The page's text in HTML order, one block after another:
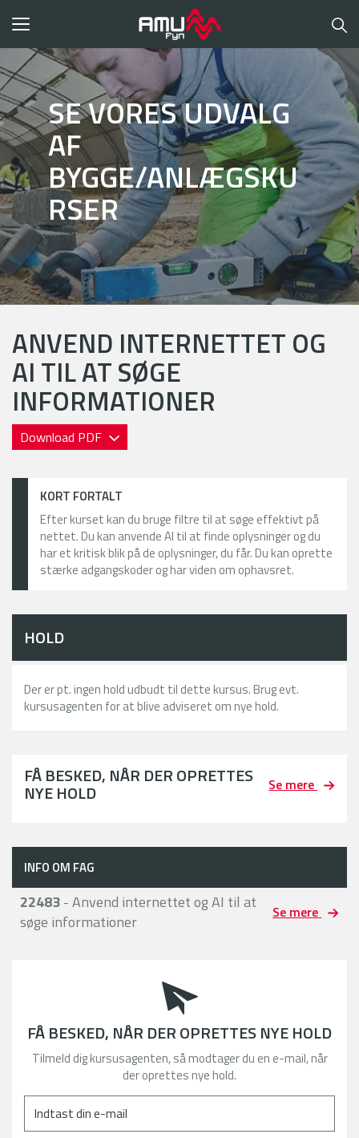
Toggle
SE VORES UDVALG
AF
BYGGE/ANLÆGSKU
RSER
ANVEND INTERNETTET OG
AI TIL AT SØGE
INFORMATIONER
Download PDF
KORT FORTALT
Efter kurset kan du bruge filtre til at søge effektivt på
nettet. Du kan anvende AI til at finde oplysninger og du
har et kritisk blik på de oplysninger, du får. Du kan oprette
stærke adgangskoder og har viden om ophavsret.
HOLD
Der er pt. ingen hold udbudt til dette kursus. Brug evt.
kursusagenten for at blive adviseret om nye hold.
FÅ BESKED, NÅR DER OPRETTES
NYE HOLD Se mere
INFO OM FAG
22483- Anvend internettet og AI til at
søge informationer
Se mere
FÅ BESKED, NÅR DER OPRETTES NYE HOLD
Tilmeld dig kursusagenten, så modtager du en e-mail, når
der oprettes nye hold.